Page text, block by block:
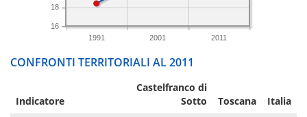
1991 2001 2011
16
18
CONFRONTI TERRITORIALI AL 2011
Indicatore
Castelfranco di
Sotto
Toscana Italia